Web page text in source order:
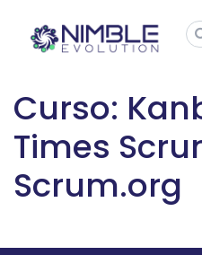
Curso:
Times
Scrum.org